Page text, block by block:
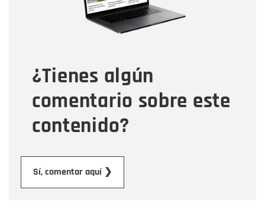
¿Tienes algún
comentario sobre este
contenido?
Sí, comentar aquí ❯
Tipo de comentario
Mensaje